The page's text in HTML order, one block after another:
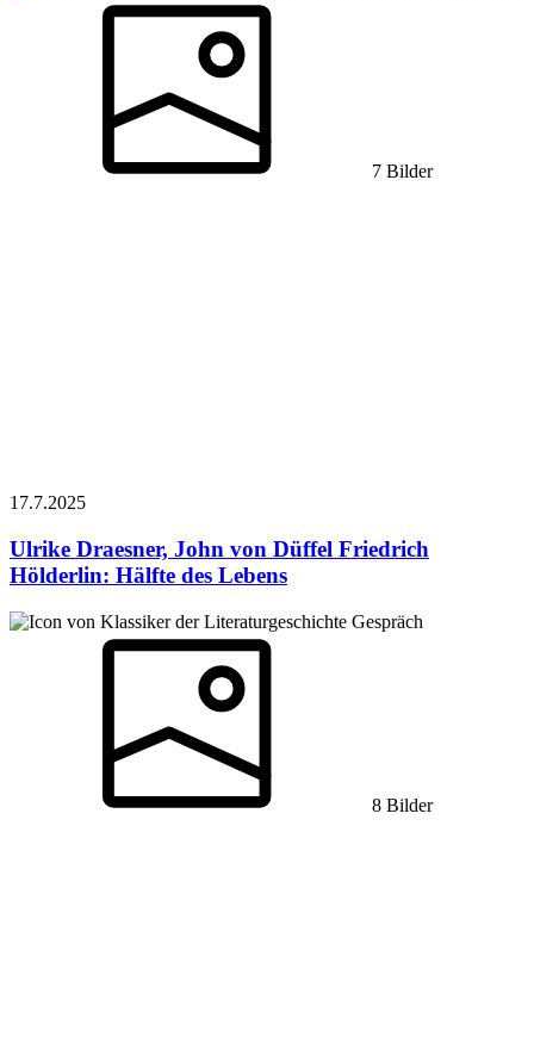
7 Bilder
17.7.2025
Ulrike Draesner, John von Düffel Friedrich
Hölderlin: Hälfte des Lebens
Gespräch
8 Bilder